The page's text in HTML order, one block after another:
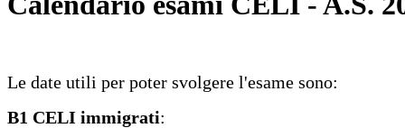
Le date utili per poter svolgere l'esame sono:
B1 CELI immigrati: